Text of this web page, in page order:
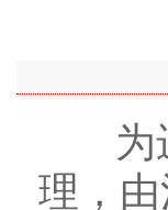
为进
理，